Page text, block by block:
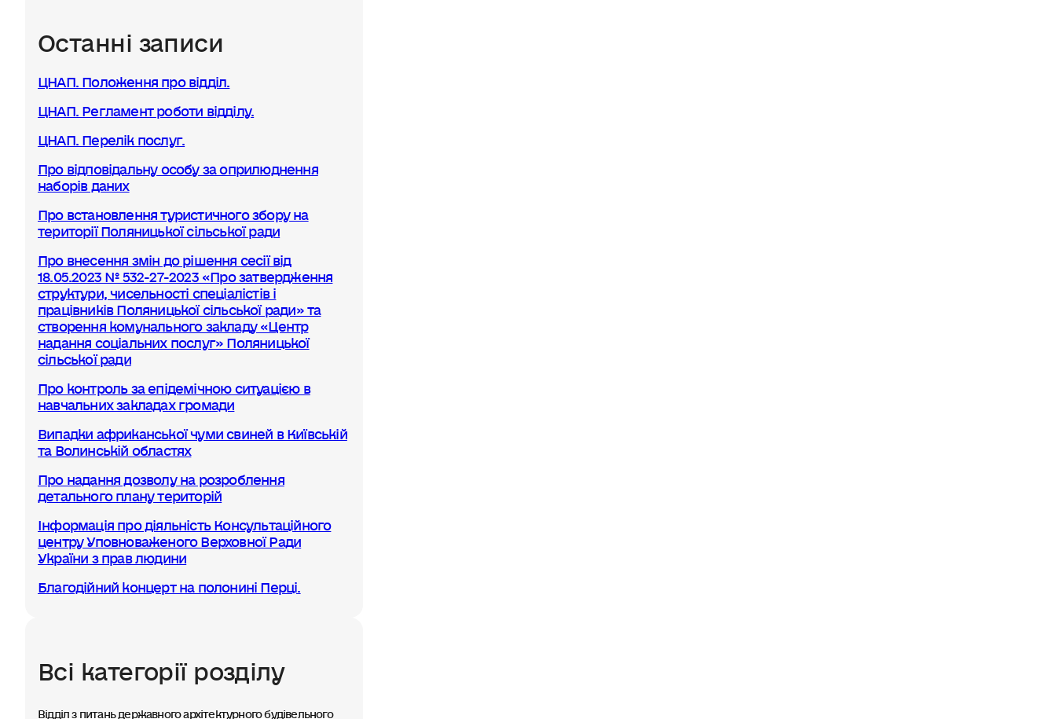
Останні записи
ЦНАП. Положення про відділ.
ЦНАП. Регламент роботи відділу.
ЦНАП. Перелік послуг.
Про відповідальну особу за оприлюднення
наборів даних
Про встановлення туристичного збору на
території Поляницької сільської ради
Про внесення змін до рішення сесії від
18.05.2023 № 532-27-2023 «Про затвердження
структури, чисельності спеціалістів і
працівників Поляницької сільської ради» та
створення комунального закладу «Центр
надання соціальних послуг» Поляницької
сільської ради
Про контроль за епідемічною ситуацією в
навчальних закладах громади
Випадки африканської чуми свиней в Київській
та Волинській областях
Про надання дозволу на розроблення
детального плану територій
Інформація про діяльність Консультаційного
центру Уповноваженого Верховної Ради
України з прав людини
Благодійний концерт на полонині Перці.
Всі категорії розділу
Відділ з питань державного архітектурного будівельного